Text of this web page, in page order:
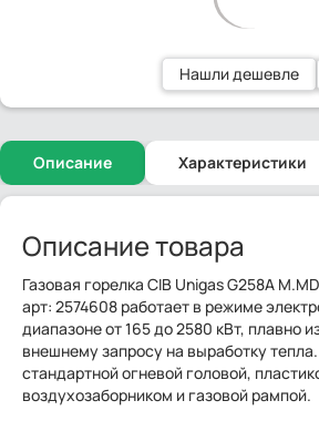
Нашли дешевле
Описание Характеристики
Описание товара
Газовая горелка CIB Unigas G258A
арт: 2574608 работает в режиме
диапазоне от 165 до 2580 кВт, плавно
внешнему запросу на выработку
стандартной огневой головой,
воздухозаборником и газовой рампой.